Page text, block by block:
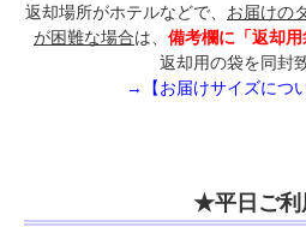
返却場所がホテルなどで、 お届けの
が困難な場合は、 備考欄に「返却
返却用の袋を同封
→【お届けサイズにつ
★平日ご